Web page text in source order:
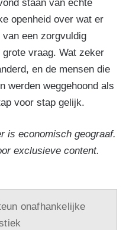
staan van echte
openheid over wat er
een zorgvuldig
vraag. Wat zeker
en de mensen die
werden weggehoond als
voor stap gelijk.
is economisch geograaf.
exclusieve content.
onafhankelijke